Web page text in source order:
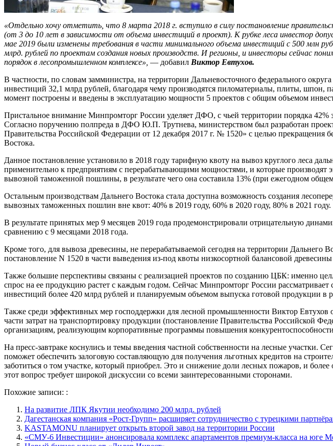
«Отдельно хочу отметить, что 8 марта 2018 г. вступило в силу постановление
(от 3 до 10 лет в зависимости от объема инвестиций в проект). К рубке леса инвестор
мае 2019 были изменены требования в части минимального объема инвестиций с 500 млн
млрд. рублей по проектам создания новых производств. И регионы, и инвесторы сейчас
порядок в лесопромышленном комплексе», — добавил Виктор Евтухов.
В частности, по словам замминистра, на территории Дальневосточного федерального
инвестиций 32,1 млрд рублей, благодаря чему производятся пиломатериалы, плиты, шпон,
момент построены и введены в эксплуатацию мощности 5 проектов с общим объемом
Пристальное внимание Минпромторг России уделяет ДФО, с чьей территории порядка 42%
Согласно поручению полпреда в ДФО Ю.П. Трутнева, министерством был разработан
Правительства Российской Федерации от 12 декабря 2017 г. № 1520» с целью прекращения
Востока.
Данное постановление установило в 2018 году тарифную квоту на вывоз круглого леса
применительно к предприятиям с перерабатывающими мощностями, и которые производят
вывозной таможенной пошлины, в результате чего она составила 13% (при ежегодном
Остальным производствам Дальнего Востока стала доступна возможность создания
вывозных таможенных пошлин вне квот: 40% в 2019 году, 60% в 2020 году, 80% в 2021 году.
В результате принятых мер 9 месяцев 2019 года продемонстрировали отрицательную
сравнению с 9 месяцами 2018 года.
Кроме того, для вывоза древесины, не перерабатываемой сегодня на территории
постановление N 1520 в части выведения из-под квоты низкосортной балансовой
Также большие перспективы связаны с реализацией проектов по созданию ЦБК: именно
спрос на ее продукцию растет с каждым годом. Сейчас Минпромторг России
инвестиций более 420 млрд рублей и планируемым объемом выпуска готовой продукции в
Также среди эффективных мер господдержки для лесной промышленности Виктор Евтухов
части затрат на транспортировку продукции (постановление Правительства Российской
организациям, реализующим корпоративные программы повышения
На пресс-завтраке коснулись и темы введения частной собственности на лесные участки.
поможет обеспечить залоговую составляющую для получения льготных кредитов на
заботиться о том участке, который приобрел. Это и снижение доли лесных пожаров, и
этот вопрос требует широкой дискуссии со всеми заинтересованными сторонами.
Похожие записи: :
На развитие ЛПК Якутии необходимо 200 млрд. рублей
Дагестанская компания «Рост-Групп» расширяет сотрудничество с турецкими
KASTAMONU планирует открыть второй завод на территории России
«СМУ-6 Инвестиции» анонсировала комплекс апартаментов премиум-класса на юге